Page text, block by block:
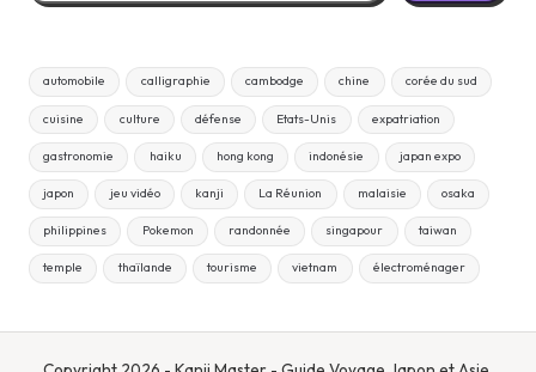
automobile calligraphie cambodge chine corée du sud
cuisine culture défense Etats-Unis expatriation
gastronomie haiku hong kong indonésie japan expo
japon jeu vidéo kanji La Réunion malaisie osaka
philippines Pokemon randonnée singapour taiwan
temple thaïlande tourisme vietnam électroménager